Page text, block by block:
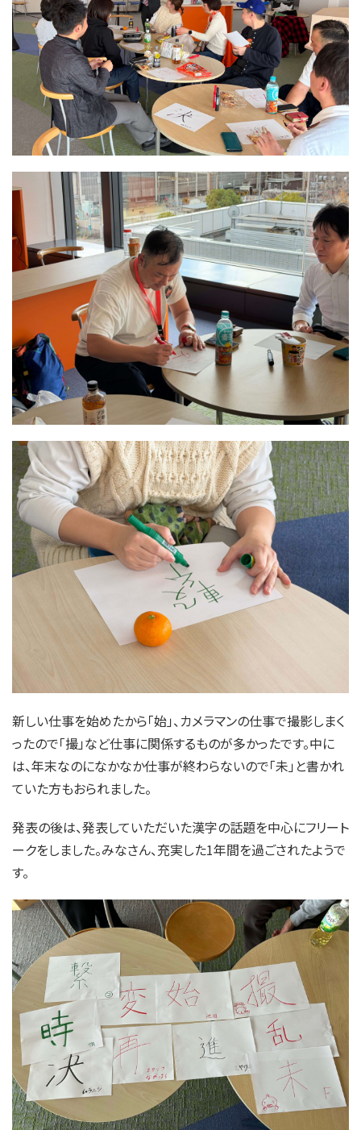
新しい仕事を始めたから「始」、カメラマンの仕事で撮影しまく
ったので「撮」など仕事に関係するものが多かったです。中に
は、年末なのになかなか仕事が終わらないので「未」と書かれ
ていた方もおられました。
発表の後は、発表していただいた漢字の話題を中心にフリート
ークをしました。みなさん、充実した1年間を過ごされたようで
す。